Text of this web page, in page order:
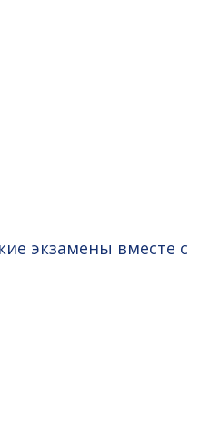
экзамены вместе с